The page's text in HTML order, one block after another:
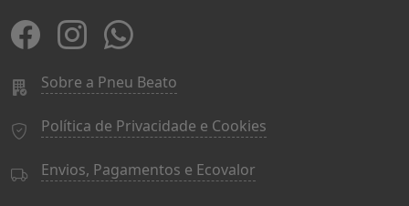
Sobre a Pneu Beato
Política de Privacidade e Cookies
Envios, Pagamentos e Ecovalor